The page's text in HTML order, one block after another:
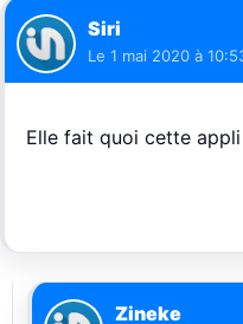
Siri
Le 1 mai 2020 à
Elle fait quoi cette appli
Zineke